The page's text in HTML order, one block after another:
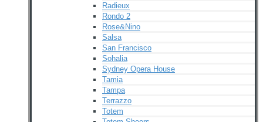
Radieux
Rondo 2
Rose&Nino
Salsa
San Francisco
Sohalia
Sydney Opera House
Tamia
Tampa
Terrazzo
Totem